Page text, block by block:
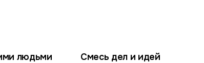
людьми Смесь дел и идей